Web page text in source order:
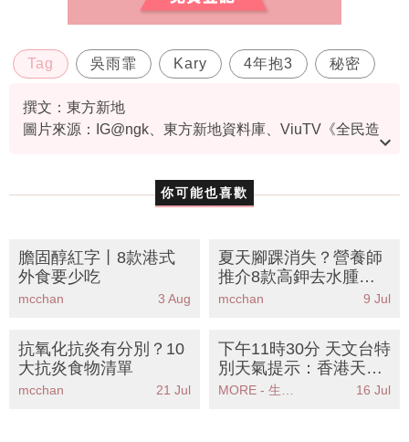
Tag 吳雨霏 Kary 4年抱3 秘密
撰文：東方新地
圖片來源：IG@ngk、東方新地資料庫、ViuTV《全民造
你可能也喜歡
膽固醇紅字丨8款港式
外食要少吃
mcchan 3 Aug
夏天腳踝消失？營養師
推介8款高鉀去水腫食
物丨附一日三餐食譜KO
mcchan 9 Jul
抗氧化抗炎有分別？10
大抗炎食物清單
mcchan 21 Jul
下午11時30分 天文台特
別天氣提示：香港天文
台發出特別天氣提示雷
16 Jul